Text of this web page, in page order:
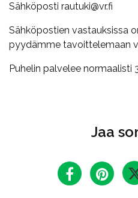
Sähköposti rautuki@vr.fi
Sähköpostien vastauksissa
pyydämme tavoittelemaan
Puhelin palvelee normaalisti
Jaa